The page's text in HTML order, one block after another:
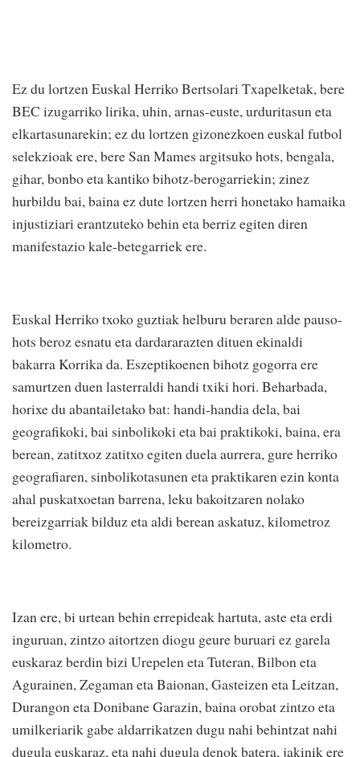
Ez du lortzen Euskal Herriko Bertsolari Txapelketak, bere
BEC izugarriko lirika, uhin, arnas-euste, urduritasun eta
elkartasunarekin; ez du lortzen gizonezkoen euskal futbol
selekzioak ere, bere San Mames argitsuko hots, bengala,
gihar, bonbo eta kantiko bihotz-berogarriekin; zinez
hurbildu bai, baina ez dute lortzen herri honetako hamaika
injustiziari erantzuteko behin eta berriz egiten diren
manifestazio kale-betegarriek ere.
Euskal Herriko txoko guztiak helburu beraren alde pauso-
hots beroz esnatu eta dardararazten dituen ekinaldi
bakarra Korrika da. Eszeptikoenen bihotz gogorra ere
samurtzen duen lasterraldi handi txiki hori. Beharbada,
horixe du abantailetako bat: handi-handia dela, bai
geografikoki, bai sinbolikoki eta bai praktikoki, baina, era
berean, zatitxoz zatitxo egiten duela aurrera, gure herriko
geografiaren, sinbolikotasunen eta praktikaren ezin konta
ahal puskatxoetan barrena, leku bakoitzaren nolako
bereizgarriak bilduz eta aldi berean askatuz, kilometroz
kilometro.
Izan ere, bi urtean behin errepideak hartuta, aste eta erdi
inguruan, zintzo aitortzen diogu geure buruari ez garela
euskaraz berdin bizi Urepelen eta Tuteran, Bilbon eta
Agurainen, Zegaman eta Baionan, Gasteizen eta Leitzan,
Durangon eta Donibane Garazin, baina orobat zintzo eta
umilkeriarik gabe aldarrikatzen dugu nahi behintzat nahi
dugula euskaraz, eta nahi dugula denok batera, jakinik ere